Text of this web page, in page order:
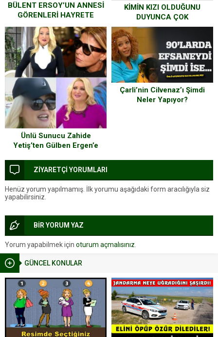
GÜNCEL KONULAR
BÜLENT ERSOY’UN ANNESİ
GÖRENLERİ HAYRETE
DÜŞÜRÜYOR! BAKIN KİME
BENZİYOR? ÇOK
ŞAŞIRACAKSINIZ…
KİMİN KIZI OLDUĞUNU
DUYUNCA ÇOK
ŞAŞIRACAKSINIZ!
Ünlü Sunucu Zahide
Yetiş’ten Gülben Ergen’e
Çarli’nin Cilvenaz’ı Şimdi
Neler Yapıyor?
ZİYARETÇİ YORUMLARI
Henüz yorum yapılmamış. İlk yorumu aşağıdaki form aracılığıyla siz
yapabilirsiniz.
BİR YORUM YAZ
Yorum yapabilmek için oturum açmalısınız